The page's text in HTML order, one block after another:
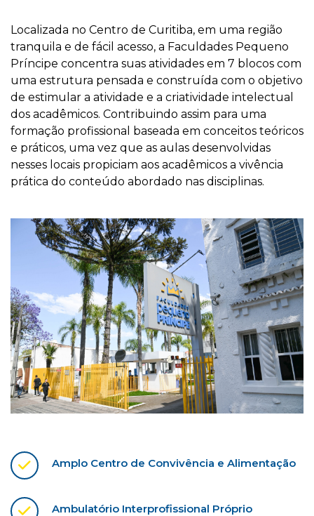
Localizada no Centro de Curitiba, em uma região
tranquila e de fácil acesso, a Faculdades Pequeno
Príncipe concentra suas atividades em 7 blocos com
uma estrutura pensada e construída com o objetivo
de estimular a atividade e a criatividade intelectual
dos acadêmicos. Contribuindo assim para uma
formação profissional baseada em conceitos teóricos
e práticos, uma vez que as aulas desenvolvidas
nesses locais propiciam aos acadêmicos a vivência
prática do conteúdo abordado nas disciplinas.
Amplo Centro de Convivência e Alimentação
Ambulatório Interprofissional Próprio